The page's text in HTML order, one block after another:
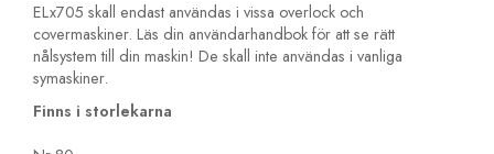
ELx705 skall endast användas i vissa overlock och
covermaskiner. Läs din användarhandbok för att se rätt
nålsystem till din maskin! De skall inte användas i vanliga
symaskiner.
Finns i storlekarna